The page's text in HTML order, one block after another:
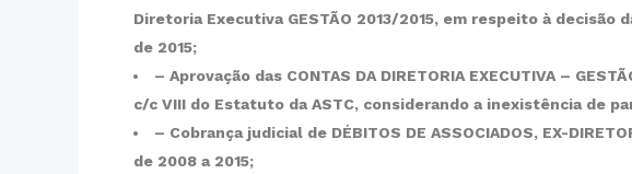
Diretoria Executiva GESTÃO 2013/2015, em respeito à decisão
de 2015;
– Aprovação das CONTAS DA DIRETORIA EXECUTIVA –
c/c VIII do Estatuto da ASTC, considerando a inexistência de
– Cobrança judicial de DÉBITOS DE ASSOCIADOS, EX-
de 2008 a 2015;